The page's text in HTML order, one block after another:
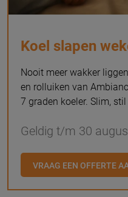
Koel slapen
Nooit meer wakker
en rolluiken van
7 graden koeler. Slim,
Geldig t/m 30
VRAAG EEN OFFERTE